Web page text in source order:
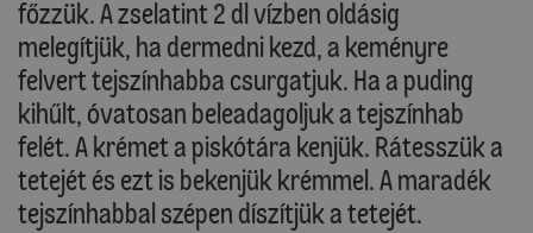
főzzük. A zselatint 2 dl vízben oldásig
melegítjük, ha dermedni kezd, a keményre
felvert tejszínhabba csurgatjuk. Ha a puding
kihűlt, óvatosan beleadagoljuk a tejszínhab
felét. A krémet a piskótára kenjük. Rátesszük a
tetejét és ezt is bekenjük krémmel. A maradék
tejszínhabbal szépen díszítjük a tetejét.